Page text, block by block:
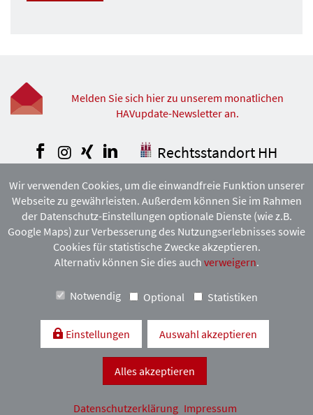
Melden Sie sich hier zu unserem monatlichen
HAVupdate-Newsletter an.
Facebook
Instagram
XingLinkedInRechtsstandort HH
COPYRIGHT © DEUTSCHER ANWALTVEREIN 2026. ALLE RECHTE
VORBEHALTEN. VERVIELFÄLTIGUNG
UND VERBREITUNG NUR MIT VORHERIGER ZUSTIMMUNG DES
HAMBURGISCHEN ANWALTVEREINS.
Mitgliedschaft:
Kontakt & Anfahrt Impressum Datenschutzerklärung
Wir verwenden Cookies, um die einwandfreie Funktion unserer
Webseite zu gewährleisten. Außerdem können Sie im Rahmen
der Datenschutz-Einstellungen optionale Dienste (wie z.B.
Google Maps) zur Verbesserung des Nutzungserlebnisses sowie
Cookies für statistische Zwecke akzeptieren.
Alternativ können Sie dies auch verweigern.
Notwendig Optional Statistiken
Einstellungen Auswahl akzeptieren
Alles akzeptieren
Datenschutzerklärung Impressum